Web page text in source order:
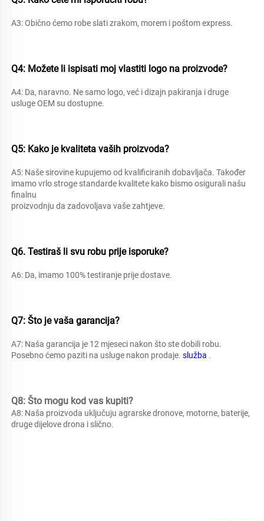
A3: Obično ćemo robe slati zrakom, morem i poštom express.
Q4: Možete li ispisati moj vlastiti logo na proizvode?
A4: Da, naravno. Ne samo logo, već i dizajn pakiranja i druge
usluge OEM su dostupne.
Q5: Kako je kvaliteta vaših proizvoda?
A5: Naše sirovine kupujemo od kvalificiranih dobavljača. Također
imamo vrlo stroge standarde kvalitete kako bismo osigurali našu
finalnu
proizvodnju da zadovoljava vaše zahtjeve.
Q6. Testiraš li svu robu prije isporuke?
A6: Da, imamo 100% testiranje prije dostave.
Q7: Što je vaša garancija?
A7: Naša garancija je 12 mjeseci nakon što ste dobili robu.
Posebno ćemo paziti na usluge nakon prodaje. služba .
Q8: Što mogu kod vas kupiti?
A8: Naša proizvoda uključuju agrarske dronove, motorne, baterije,
druge dijelove drona i slično.